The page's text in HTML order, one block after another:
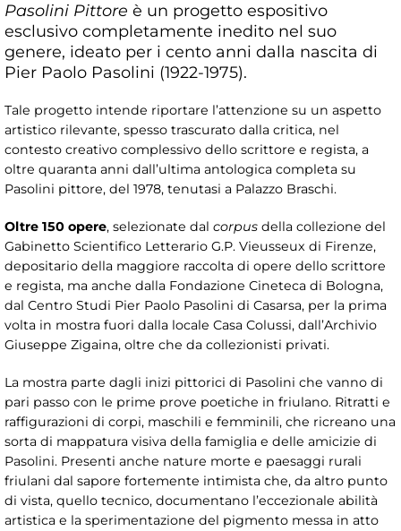
Pasolini Pittore è un progetto espositivo
esclusivo completamente inedito nel suo
genere, ideato per i cento anni dalla nascita di
Pier Paolo Pasolini (1922-1975).
Tale progetto intende riportare l’attenzione su un aspetto
artistico rilevante, spesso trascurato dalla critica, nel
contesto creativo complessivo dello scrittore e regista, a
oltre quaranta anni dall’ultima antologica completa su
Pasolini pittore, del 1978, tenutasi a Palazzo Braschi.
Oltre 150 opere, selezionate dal corpus della collezione del
Gabinetto Scientifico Letterario G.P. Vieusseux di Firenze,
depositario della maggiore raccolta di opere dello scrittore
e regista, ma anche dalla Fondazione Cineteca di Bologna,
dal Centro Studi Pier Paolo Pasolini di Casarsa, per la prima
volta in mostra fuori dalla locale Casa Colussi, dall’Archivio
Giuseppe Zigaina, oltre che da collezionisti privati.
La mostra parte dagli inizi pittorici di Pasolini che vanno di
pari passo con le prime prove poetiche in friulano. Ritratti e
raffigurazioni di corpi, maschili e femminili, che ricreano una
sorta di mappatura visiva della famiglia e delle amicizie di
Pasolini. Presenti anche nature morte e paesaggi rurali
friulani dal sapore fortemente intimista che, da altro punto
di vista, quello tecnico, documentano l’eccezionale abilità
artistica e la sperimentazione del pigmento messa in atto